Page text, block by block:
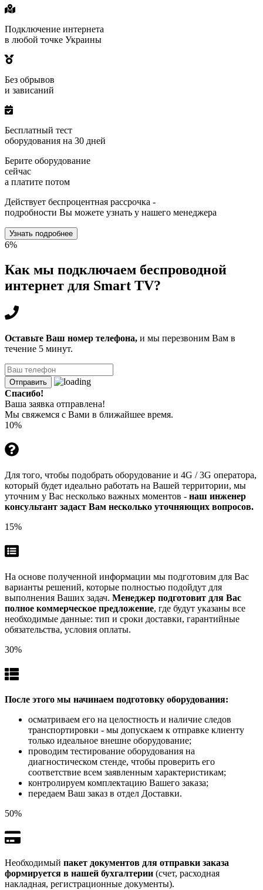
Подключение интернета
в любой точке Украины
Без обрывов
и зависаний
Бесплатный тест
оборудования на 30 дней
Берите оборудование
сейчас
а платите потом
Действует беспроцентная рассрочка -
подробности Вы можете узнать у нашего менеджера
Узнать подробнее
5%
Как мы подключаем беспроводной
интернет для Smart TV?
Оставьте Ваш номер телефона, и мы перезвоним Вам в
течение 5 минут.
Отправить
Спасибо!
Ваша заявка отправлена!
Мы свяжемся с Вами в ближайшее время.
10%
Для того, чтобы подобрать оборудование и 4G / 3G оператора,
который будет идеально работать на Вашей территории, мы
уточним у Вас несколько важных моментов - наш инженер
консультант задаст Вам несколько уточняющих вопросов.
15%
На основе полученной информации мы подготовим для Вас
варианты решений, которые полностью подойдут для
выполнения Ваших задач. Менеджер подготовит для Вас
полное коммерческое предложение, где будут указаны все
необходимые данные: тип и сроки доставки, гарантийные
обязательства, условия оплаты.
30%
После этого мы начинаем подготовку оборудования:
осматриваем его на целостность и наличие следов
транспортировки - мы допускаем к отправке клиенту
только идеальное внешне оборудование;
проводим тестирование оборудования на
диагностическом стенде, чтобы проверить его
соответствие всем заявленным характеристикам;
контролируем комплектацию Вашего заказа;
передаем Ваш заказ в отдел Доставки.
50%
Необходимый пакет документов для отправки заказа
формируется в нашей бухгалтерии (счет, расходная
накладная, регистрационные документы).